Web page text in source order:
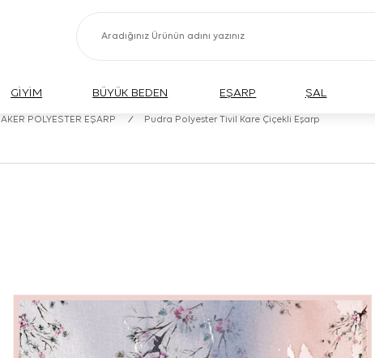
GİYİM BÜYÜK BEDEN EŞARP ŞAL
AKER POLYESTER EŞARP / Pudra Polyester Tivil Kare Çiçekli Eşarp